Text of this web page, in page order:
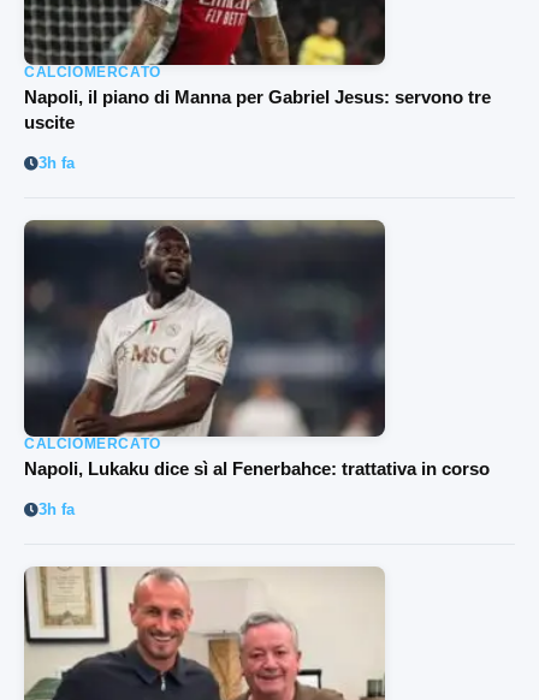
CALCIOMERCATO
Napoli, il piano di Manna per Gabriel Jesus: servono tre
uscite
3h fa
CALCIOMERCATO
Napoli, Lukaku dice sì al Fenerbahce: trattativa in corso
3h fa